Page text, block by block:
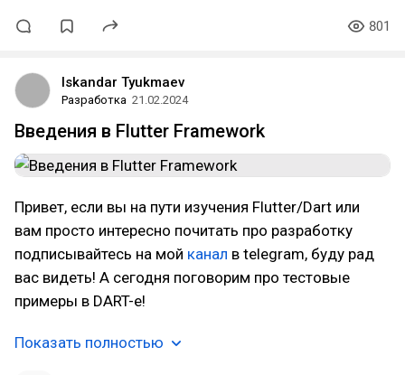
801
Iskandar Tyukmaev
Разработка 21.02.2024
Введения в Flutter Framework
Привет, если вы на пути изучения Flutter/Dart или
вам просто интересно почитать про разработку
подписывайтесь на мой канал в telegram, буду рад
вас видеть! А сегодня поговорим про тестовые
примеры в DART-е!
Показать полностью